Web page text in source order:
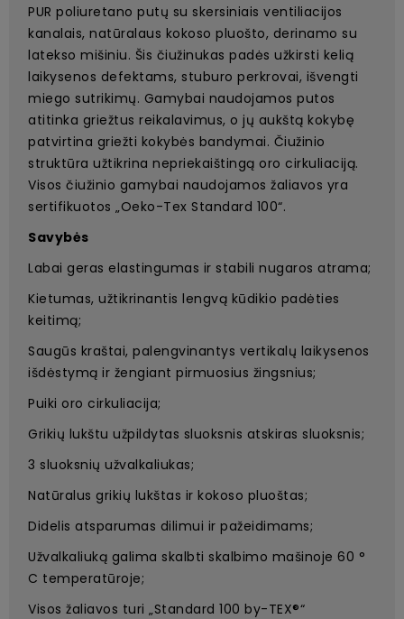
PUR poliuretano putų su skersiniais ventiliacijos
kanalais, natūralaus kokoso pluošto, derinamo su
latekso mišiniu. Šis čiužinukas padės užkirsti kelią
laikysenos defektams, stuburo perkrovai, išvengti
miego sutrikimų. Gamybai naudojamos putos
atitinka griežtus reikalavimus, o jų aukštą kokybę
patvirtina griežti kokybės bandymai. Čiužinio
struktūra užtikrina nepriekaištingą oro cirkuliaciją.
Visos čiužinio gamybai naudojamos žaliavos yra
sertifikuotos „Oeko-Tex Standard 100“.
Savybės
Labai geras elastingumas ir stabili nugaros atrama;
Kietumas, užtikrinantis lengvą kūdikio padėties
keitimą;
Saugūs kraštai, palengvinantys vertikalų laikysenos
išdėstymą ir žengiant pirmuosius žingsnius;
Puiki oro cirkuliacija;
Grikių lukštu užpildytas sluoksnis atskiras sluoksnis;
3 sluoksnių užvalkaliukas;
Natūralus grikių lukštas ir kokoso pluoštas;
Didelis atsparumas dilimui ir pažeidimams;
Užvalkaliuką galima skalbti skalbimo mašinoje 60 °
C temperatūroje;
Visos žaliavos turi „Standard 100 by-TEX®“